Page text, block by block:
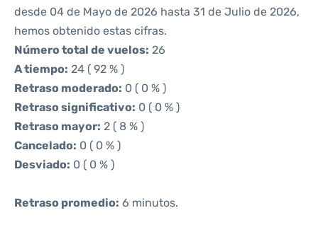
desde 04 de Mayo de 2026 hasta 31 de Julio de 2026,
hemos obtenido estas cifras.
Número total de vuelos: 26
A tiempo: 24 ( 92 % )
Retraso moderado: 0 ( 0 % )
Retraso significativo: 0 ( 0 % )
Retraso mayor: 2 ( 8 % )
Cancelado: 0 ( 0 % )
Desviado: 0 ( 0 % )
Retraso promedio: 6 minutos.